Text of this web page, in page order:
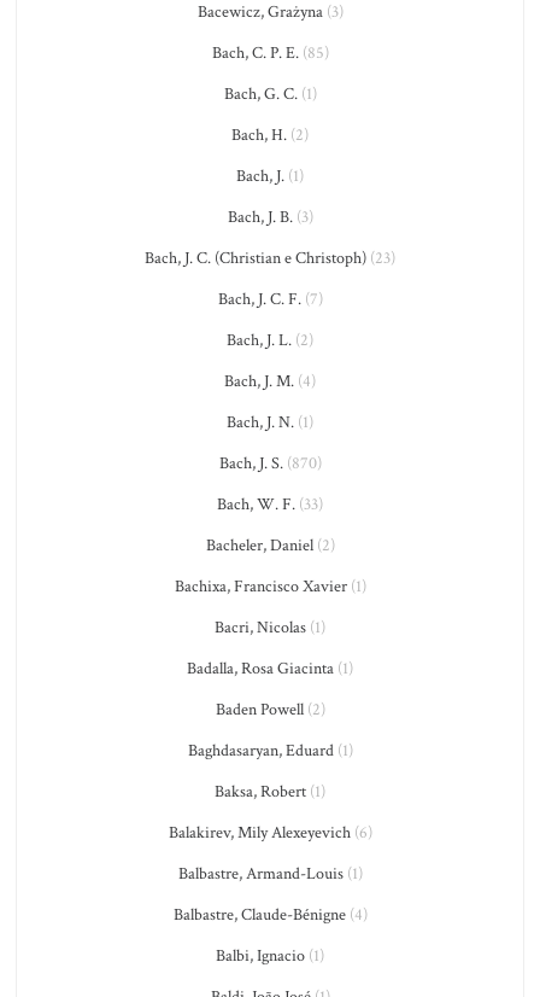
Bacewicz, Grażyna(3)
Bach, C. P. E.(85)
Bach, G. C.(1)
Bach, H. (2)
Bach, J. (1)
Bach, J. B.(3)
Bach, J. C. (Christian e Christoph) (23)
Bach, J. C. F.(7)
Bach, J. L. (2)
Bach, J. M. (4)
Bach, J. N. (1)
Bach, J. S.(870)
Bach, W. F. (33)
Bacheler, Daniel(2)
Bachixa, Francisco Xavier(1)
Bacri, Nicolas (1)
Badalla, Rosa Giacinta (1)
Baden Powell(2)
Baghdasaryan, Eduard(1)
Baksa, Robert (1)
Balakirev, Mily Alexeyevich(6)
Balbastre, Armand-Louis(1)
Balbastre, Claude-Bénigne(4)
Balbi, Ignacio (1)